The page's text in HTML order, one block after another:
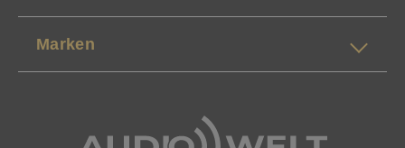
Marken